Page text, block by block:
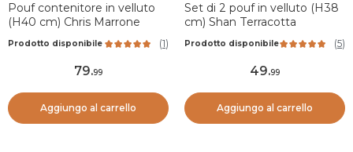
Pouf contenitore in velluto
(H40 cm) Chris Marrone
Prodotto disponibile (1)
79.99
Aggiungo al carrello
Set di 2 pouf in velluto (H38
cm) Shan Terracotta
Prodotto disponibile (5)
49.99
Aggiungo al carrello